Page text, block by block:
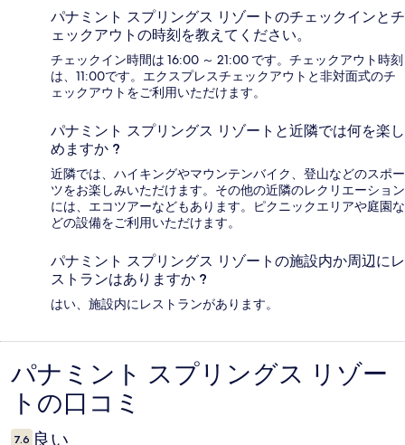
パナミント スプリングス リゾートのチェックインとチ
ェックアウトの時刻を教えてください。
チェックイン時間は 16:00 ～ 21:00 です。チェックアウト時刻
は、11:00です。エクスプレスチェックアウトと非対面式のチ
ェックアウトをご利用いただけます。
パナミント スプリングス リゾートと近隣では何を楽し
めますか ?
近隣では、ハイキングやマウンテンバイク、登山などのスポー
ツをお楽しみいただけます。その他の近隣のレクリエーション
には、エコツアーなどもあります。ピクニックエリアや庭園な
どの設備をご利用いただけます。
パナミント スプリングス リゾートの施設内か周辺にレ
ストランはありますか ?
はい、施設内にレストランがあります。
口
コ
ミ
パナミント スプリングス リゾー
トの口コミ
7.6 良い